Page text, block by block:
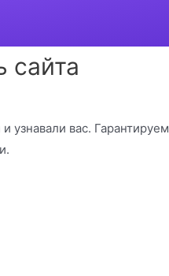
сайта
узнавали вас. Гарантируем